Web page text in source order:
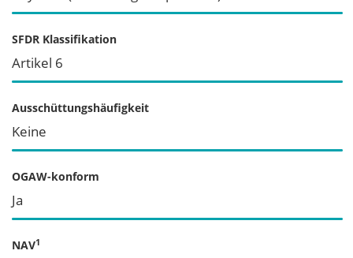
SFDR Klassifikation
Artikel 6
Ausschüttungshäufigkeit
Keine
OGAW-konform
Ja
NAV1